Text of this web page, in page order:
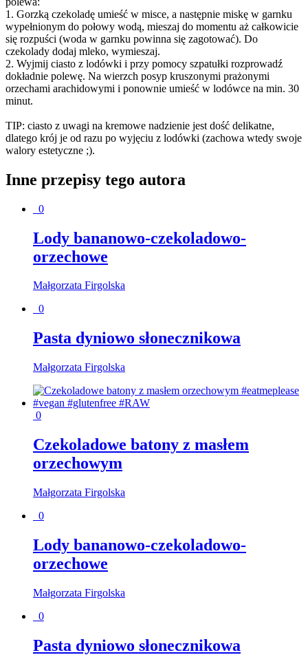
1. Gorzką czekoladę umieść w misce, a następnie miskę w garnku
wypełnionym do połowy wodą, mieszaj do momentu aż całkowicie
się rozpuści (woda w garnku powinna się zagotować). Do
czekolady dodaj mleko, wymieszaj.
2. Wyjmij ciasto z lodówki i przy pomocy szpatułki rozprowadź
dokładnie polewę. Na wierzch posyp kruszonymi prażonymi
orzechami arachidowymi i ponownie umieść w lodówce na min. 30
minut.
TIP: ciasto z uwagi na kremowe nadzienie jest dość delikatne,
dlatego krój je od razu po wyjęciu z lodówki (zachowa wtedy swoje
walory estetyczne ;).
Inne przepisy tego autora
0
Lody bananowo-czekoladowo-
orzechowe
Małgorzata Firgolska
0
Pasta dyniowo słonecznikowa
Małgorzata Firgolska
0
Czekoladowe batony z masłem
orzechowym
Małgorzata Firgolska
0
Lody bananowo-czekoladowo-
orzechowe
Małgorzata Firgolska
0
Pasta dyniowo słonecznikowa